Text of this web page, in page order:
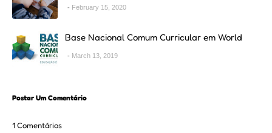
February 15, 2020
Base Nacional Comum Curricular em World
March 13, 2019
Postar Um Comentário
1 Comentários